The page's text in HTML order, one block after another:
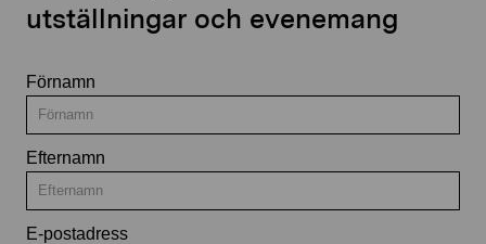
utställningar och evenemang
Förnamn
Efternamn
E-postadress